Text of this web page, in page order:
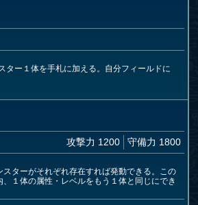
ー１体を手札に加える。自分フィールドに
攻撃力 1200
守備力 1800
ターがそれぞれ存在すれば発動できる。この
１体の属性・レベルをもう１体と同じにでき